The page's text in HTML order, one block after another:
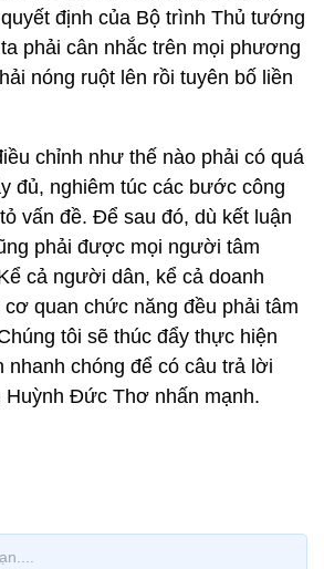
định của Bộ trình Thủ tướng
phải cân nhắc trên mọi phương
nóng ruột lên rồi tuyên bố liền
chỉnh như thế nào phải có quá
đủ, nghiêm túc các bước công
vấn đề. Để sau đó, dù kết luận
phải được mọi người tâm
cả người dân, kể cả doanh
cơ quan chức năng đều phải tâm
tôi sẽ thúc đẩy thực hiện
nhanh chóng để có câu trả lời
Huỳnh Đức Thơ nhấn mạnh.